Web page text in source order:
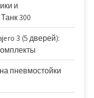
и
300
3 (5 дверей):
пневмостойки